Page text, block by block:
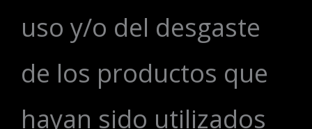
uso y/o del desgaste
de los productos que
hayan sido utilizados